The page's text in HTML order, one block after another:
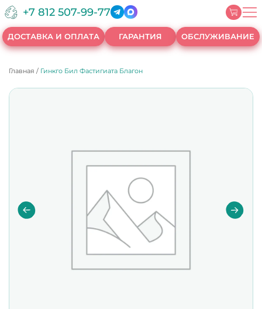
+7 812 507-99-77
ДОСТАВКА И ОПЛАТА ГАРАНТИЯ ОБСЛУЖИВАНИЕ
Главная / Гинкго Бил Фастигиата Благон